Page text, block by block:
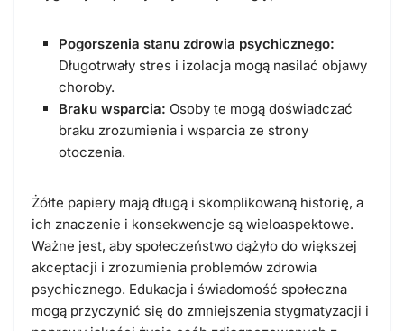
Pogorszenia stanu zdrowia psychicznego:
Długotrwały stres i izolacja mogą nasilać objawy
choroby.
Braku wsparcia: Osoby te mogą doświadczać
braku zrozumienia i wsparcia ze strony
otoczenia.
Żółte papiery mają długą i skomplikowaną historię, a
ich znaczenie i konsekwencje są wieloaspektowe.
Ważne jest, aby społeczeństwo dążyło do większej
akceptacji i zrozumienia problemów zdrowia
psychicznego. Edukacja i świadomość społeczna
mogą przyczynić się do zmniejszenia stygmatyzacji i